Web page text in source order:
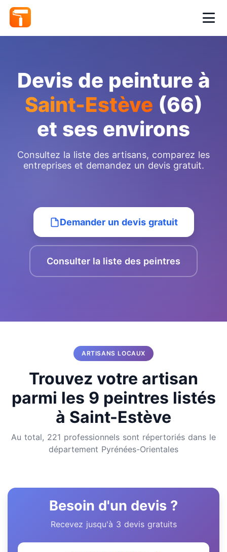
Devis de peinture à
Saint-Estève (66)
et ses environs
Consultez la liste des artisans, comparez les
entreprises et demandez un devis gratuit.
Demander un devis gratuit
Consulter la liste des peintres
ARTISANS LOCAUX
Trouvez votre artisan
parmi les 9 peintres listés
à Saint-Estève
Au total, 221 professionnels sont répertoriés dans le
département Pyrénées-Orientales
Besoin d'un devis ?
Recevez jusqu'à 3 devis gratuits